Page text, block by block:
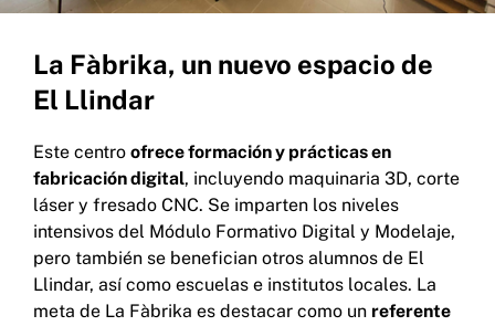
La Fàbrika, un nuevo espacio de
El Llindar
Este centro ofrece formación y prácticas en
fabricación digital, incluyendo maquinaria 3D, corte
láser y fresado CNC. Se imparten los niveles
intensivos del Módulo Formativo Digital y Modelaje,
pero también se benefician otros alumnos de El
Llindar, así como escuelas e institutos locales. La
meta de La Fàbrika es destacar como un referente